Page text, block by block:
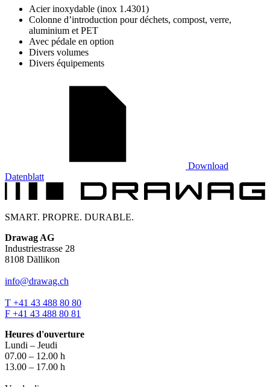
Acier inoxydable (inox 1.4301)
Colonne d’introduction pour déchets, compost, verre,
aluminium et PET
Avec pédale en option
Divers volumes
Divers équipements
Download
Datenblatt
SMART. PROPRE. DURABLE.
Drawag AG
Industriestrasse 28
8108 Dällikon
info@drawag.ch
T +41 43 488 80 80
F +41 43 488 80 81
Heures d'ouverture
Lundi – Jeudi
07.00 – 12.00 h
13.00 – 17.00 h